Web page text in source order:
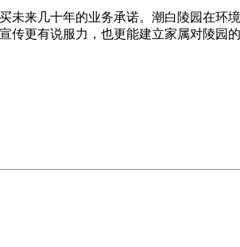
来几十年的业务承诺。潮白陵园在环
更有说服力，也更能建立家属对陵园的